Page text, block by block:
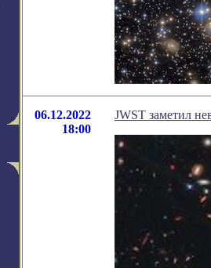
06.12.2022
18:00
JWST заметил